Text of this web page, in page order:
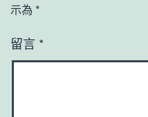
示為 *
留言 *